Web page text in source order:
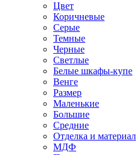
Цвет
Коричневые
Серые
Темные
Черные
Светлые
Белые шкафы-купе
Венге
Размер
Маленькие
Большие
Средние
Отделка и материал
МДФ